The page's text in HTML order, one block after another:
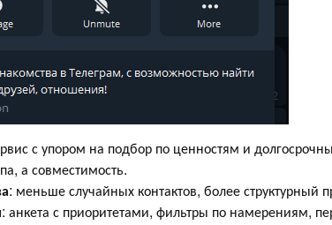
с упором на подбор по ценностям и
а совместимость.
: меньше случайных контактов, более структурный
: анкета с приоритетами, фильтры по намерениям,